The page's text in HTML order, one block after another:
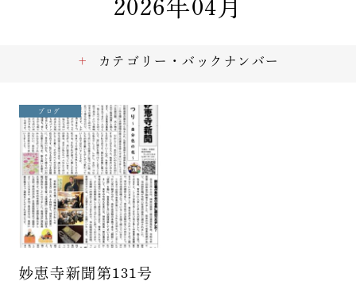
2026年04月
ブログ
妙恵寺新聞第131号
カテゴリー・バックナンバー